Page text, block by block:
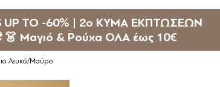
UP TO -60% | 2ο ΚΥΜΑ ΕΚΠΤΩΣΕΩΝ
Μαγιό & Ρούχα ΟΛΑ έως 10€
Λευκό/Μαύρο